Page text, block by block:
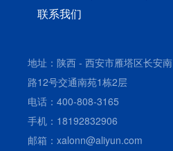
联系我们
地址：陕西 - 西安市雁塔区长安南
路12号交通南苑1栋2层
电话：400-808-3165
手机：18192832906
邮箱：xalonn@aliyun.com